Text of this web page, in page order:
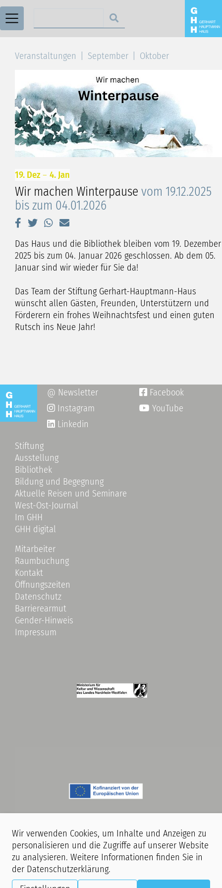
Veranstaltungen September Oktober
19. Dez – 4. Jan
Wir machen Winterpause vom 19.12.2025
bis zum 04.01.2026
Das Haus und die Bibliothek bleiben vom 19. Dezember
2025 bis zum 04. Januar 2026 geschlossen. Ab dem 05.
Januar sind wir wieder für Sie da!
Das Team der Stiftung Gerhart-Hauptmann-Haus
wünscht allen Gästen, Freunden, Unterstützern und
Förderern ein frohes Weihnachtsfest und einen guten
Rutsch ins Neue Jahr!
@ Newsletter  Facebook
Instagram
YouTube
Linkedin
Stiftung
Ausstellung
Bibliothek
Bildung und Begegnung
Aktuelle Reisen und Seminare
West-Ost-Journal
Im GHH
GHH digital
Mitarbeiter
Raumbuchung
Kontakt
Öffnungszeiten
Datenschutz
Barrierearmut
Gender-Hinweis
Impressum
Hinweis: Während unserer Veranstaltungen finden Film- und
Fotoaufnahmen statt. Mit dem Betreten unserer Räumlichkeiten erklären
Wir verwenden Cookies, um Inhalte und Anzeigen zu
personalisieren und die Zugriffe auf unserer Website
zu analysieren. Weitere Informationen finden Sie in
der Datenschutzerklärung.